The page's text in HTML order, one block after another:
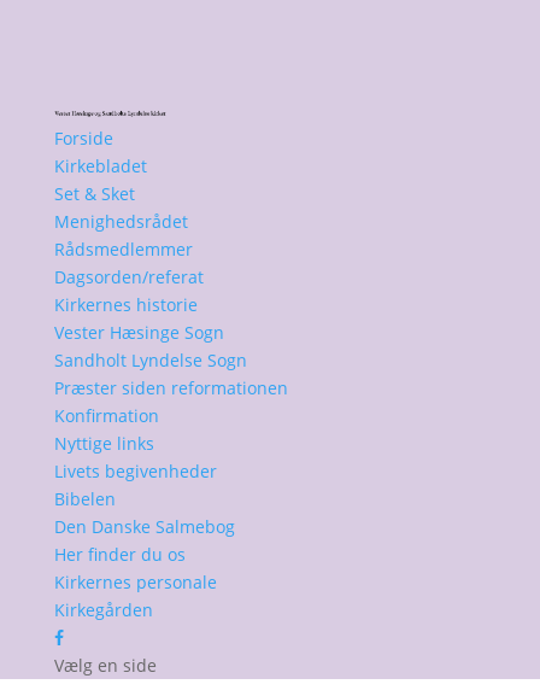
Forside
Kirkebladet
Set & Sket
Menighedsrådet
Rådsmedlemmer
Dagsorden/referat
Kirkernes historie
Vester Hæsinge Sogn
Sandholt Lyndelse Sogn
Præster siden reformationen
Konfirmation
Nyttige links
Livets begivenheder
Bibelen
Den Danske Salmebog
Her finder du os
Kirkernes personale
Kirkegården
Vælg en side